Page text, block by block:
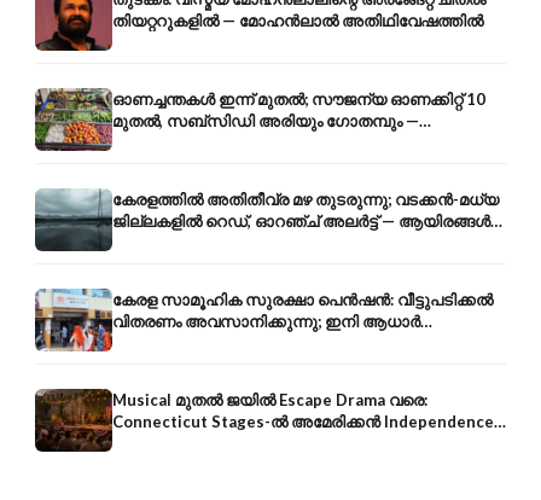
തിയറ്ററുകളിൽ — മോഹൻലാൽ അതിഥിവേഷത്തിൽ
ഓണച്ചന്തകൾ ഇന്ന് മുതൽ; സൗജന്യ ഓണക്കിറ്റ് 10
മുതൽ, സബ്സിഡി അരിയും ഗോതമ്പും —
വിലക്കയറ്റത്തിന് കടിഞ്ഞാൺ
കേരളത്തിൽ അതിതീവ്ര മഴ തുടരുന്നു; വടക്കൻ-മധ്യ
ജില്ലകളിൽ റെഡ്, ഓറഞ്ച് അലർട്ട് — ആയിരങ്ങൾ
ക്യാമ്പുകളിൽ
കേരള സാമൂഹിക സുരക്ഷാ പെൻഷൻ: വീട്ടുപടിക്കൽ
വിതരണം അവസാനിക്കുന്നു; ഇനി ആധാർ
അക്കൗണ്ടിൽ നേരിട്ട്
Musical മുതൽ ജയിൽ Escape Drama വരെ:
Connecticut Stages-ൽ അമേരിക്കൻ Independence-
ന്റെ 250-ആം വാർഷികം